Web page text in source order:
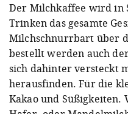
Der Milchkaffee wird in
Trinken das gesamte
Milchschnurrbart über
bestellt werden auch
sich dahinter versteckt
herausfinden. Für die
Kakao und Süßigkeiten.